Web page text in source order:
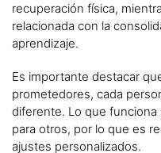
recuperación física,
relacionada con la
aprendizaje.
Es importante destacar
prometedores, cada
diferente. Lo que
para otros, por lo que es
ajustes personalizados.